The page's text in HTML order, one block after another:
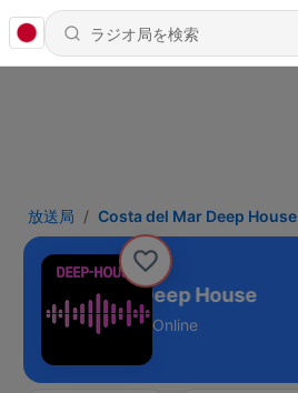
放送局 Costa del Mar Deep House
del Mar Deep House
Online